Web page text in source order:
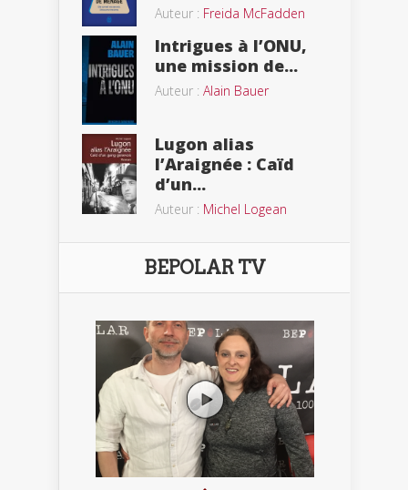
Auteur : Freida McFadden
Intrigues à l’ONU,
une mission de...
Auteur : Alain Bauer
Lugon alias
l’Araignée : Caïd
d’un...
Auteur : Michel Logean
BEPOLAR TV